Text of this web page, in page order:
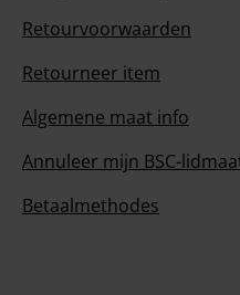
Retourvoorwaarden
Retourneer item
Algemene maat info
Annuleer mijn BSC-
Betaalmethodes